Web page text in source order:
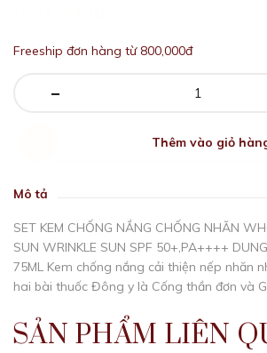
Freeship đơn hàng từ 800,000đ
-
Thêm vào giỏ
Mô tả
SET KEM CHỐNG NẮNG CHỐNG NHĂN
SUN WRINKLE SUN SPF 50+,PA++++
75ML Kem chống nắng cải thiện nếp nhăn
hai bài thuốc Đông y là Cống thần đơn và
SẢN PHẨM LIÊN